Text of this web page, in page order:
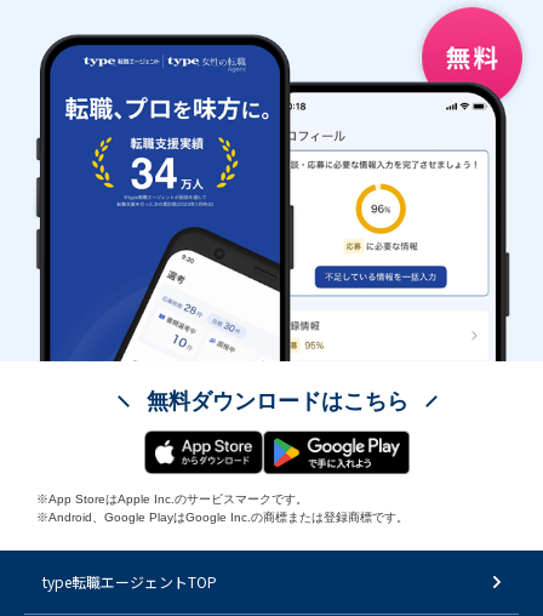
無料ダウンロードはこちら
※App StoreはApple Inc.のサービスマークです。
※Android、Google PlayはGoogle Inc.の商標または登録商標です。
type転職エージェントTOP